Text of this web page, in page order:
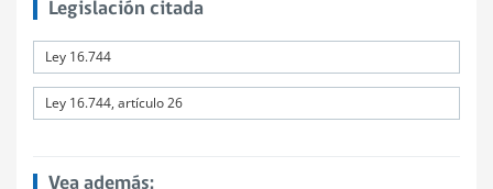
Legislación citada
Ley 16.744
Ley 16.744, artículo 26
Vea además: